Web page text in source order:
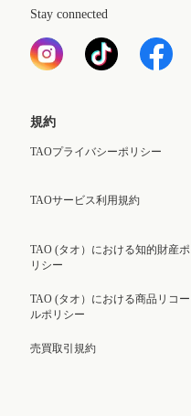
Stay connected
規約
TAOプライバシーポリシー
TAOサービス利用規約
TAO (タオ）における知的財産ポ
リシー
TAO (タオ）における商品リコー
ルポリシー
売買取引規約